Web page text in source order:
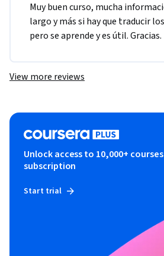
Muy buen curso, mucha
largo y más si hay que traducir
pero se aprende y es útil. Gracias.
View more reviews
Unlock access to 10,000+
subscription
Start trial